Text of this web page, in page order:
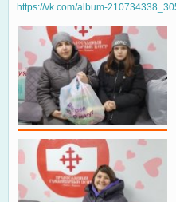
https://vk.com/album-